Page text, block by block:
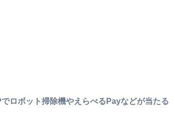
ロボット掃除機やえらべるPayなどが当たる